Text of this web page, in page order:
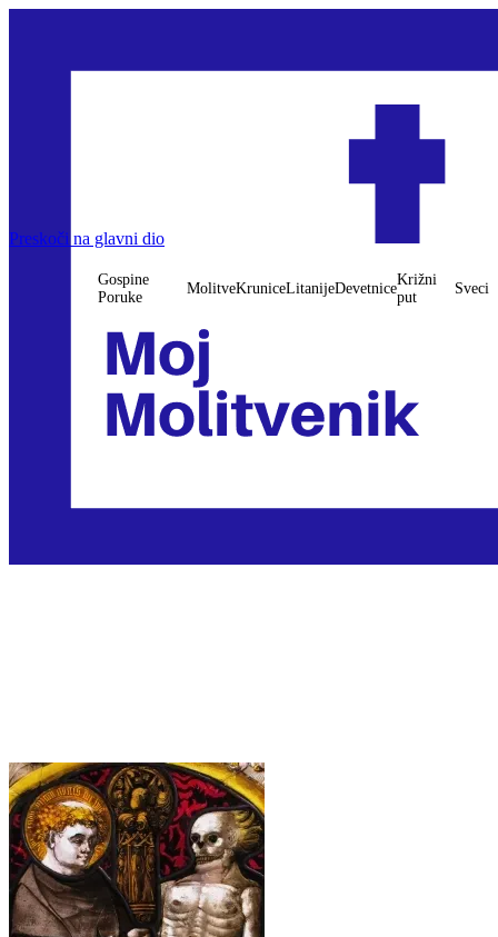
Preskoči na glavni dio
Gospine
Poruke
MolitveKruniceLitanijeDevetnice
Križni
put
Sveci